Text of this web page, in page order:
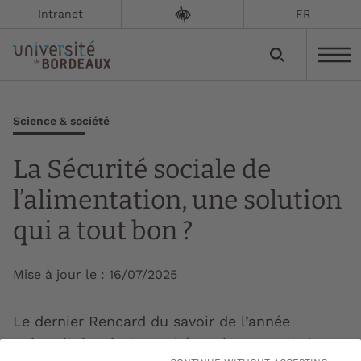
Intranet FR
Science & société
La Sécurité sociale de
l’alimentation, une solution
qui a tout bon ?
Mise à jour le : 16/07/2025
Le dernier Rencard du savoir de l’année
universitaire s’est penché sur le concept de